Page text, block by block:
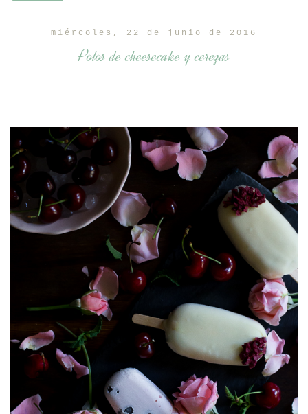
miércoles, 22 de junio de 2016
Polos de cheesecake y cerezas